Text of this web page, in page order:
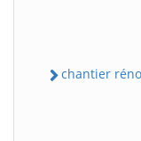
chantier